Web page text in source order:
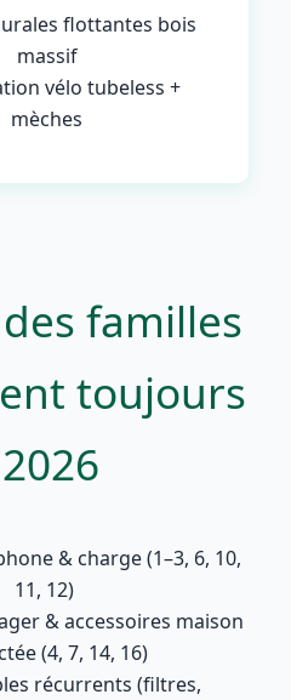
flottantes bois
massif
vélo tubeless +
mèches
familles
toujours
& charge (1–3, 6, 10,
11, 12)
& accessoires maison
(4, 7, 14, 16)
récurrents (filtres,